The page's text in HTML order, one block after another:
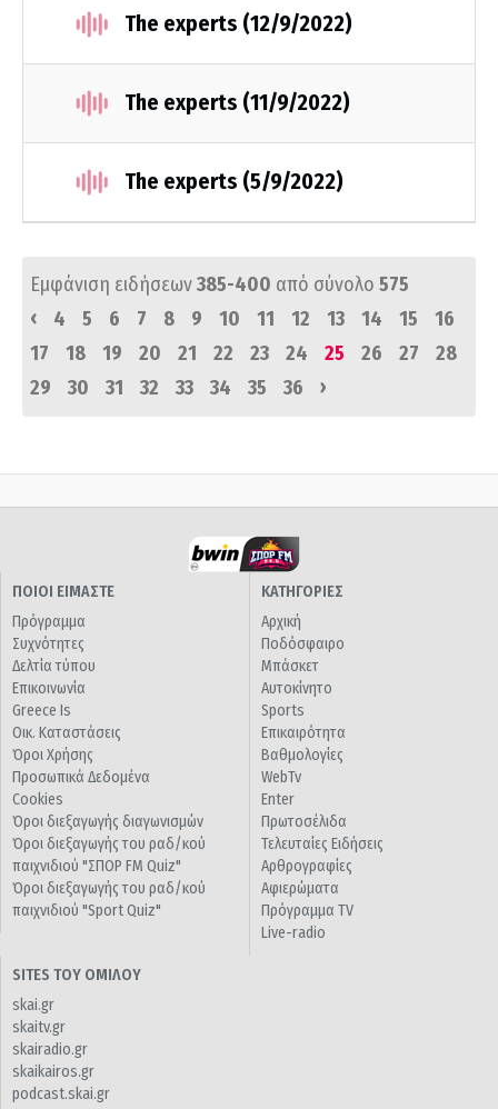
The experts (12/9/2022)
The experts (11/9/2022)
The experts (5/9/2022)
Εμφάνιση ειδήσεων385-400 από σύνολο 575
‹
4 5 6 7 8 9 10 11 12 13 14 15
16
17
18 19 20 21 22 23 24 25 26 27
28
29
30 31 32 33 34 35 36 ›
ΠΟΙΟΙ ΕΙΜΑΣΤΕ
Πρόγραμμα
Συχνότητες
Δελτία τύπου
Επικοινωνία
Greece Is
Οικ. Καταστάσεις
Όροι Χρήσης
Προσωπικά Δεδομένα
Cookies
Όροι διεξαγωγής διαγωνισμών
Όροι διεξαγωγής του ραδ/κού
παιχνιδιού "ΣΠΟΡ FM Quiz"
Όροι διεξαγωγής του ραδ/κού
παιχνιδιού "Sport Quiz"
ΚΑΤΗΓΟΡΙΕΣ
Αρχική
Ποδόσφαιρο
Μπάσκετ
Αυτοκίνητο
Sports
Επικαιρότητα
Βαθμολογίες
WebTv
Enter
Πρωτοσέλιδα
Τελευταίες Ειδήσεις
Αρθρογραφίες
Αφιερώματα
Πρόγραμμα TV
Live-radio
SITES ΤΟΥ ΟΜΙΛΟΥ
skai.gr
skaitv.gr
skairadio.gr
skaikairos.gr
podcast.skai.gr